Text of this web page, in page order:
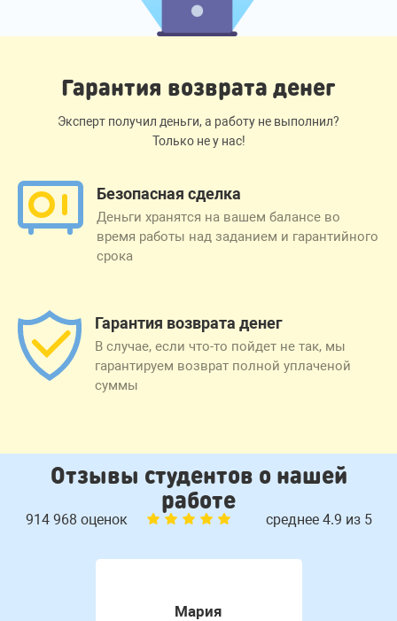
Гарантия возврата денег
Эксперт получил деньги, а работу не выполнил?
Только не у нас!
Безопасная сделка
Деньги хранятся на вашем балансе во
время работы над заданием и гарантийного
срока
Гарантия возврата денег
В случае, если что-то пойдет не так, мы
гарантируем возврат полной уплаченой
суммы
Отзывы студентов о нашей
работе
914 968 оценок среднее 4.9 из 5
Мария